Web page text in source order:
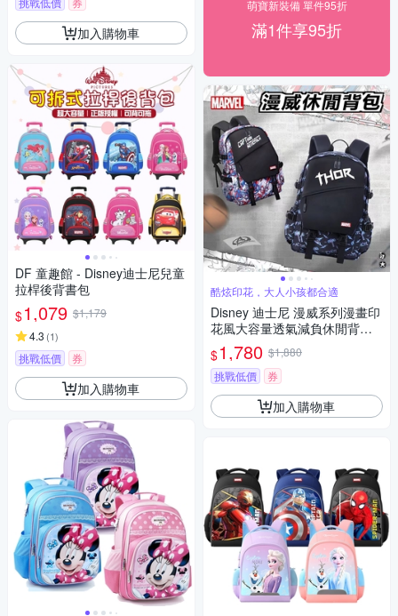
加入購物車
DF 童趣館 - Disney迪士尼兒童
拉桿後背書包
$1,079 $1,179
4.3 (1)
挑戰低價 券
加入購物車
萌寶新裝備 單件95折
滿1件享95折
酷炫印花，大人小孩都合適
Disney 迪士尼 漫威系列漫畫印
花風大容量透氣減負休閒背包 -
美國隊長/索爾
$1,780 $1,880
挑戰低價
券
加入購物車